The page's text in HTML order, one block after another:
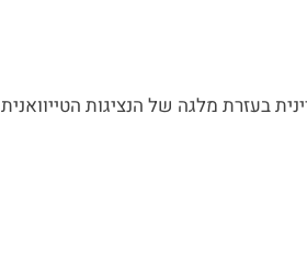
בעזרת מלגה של הנציגות הטייוואנית